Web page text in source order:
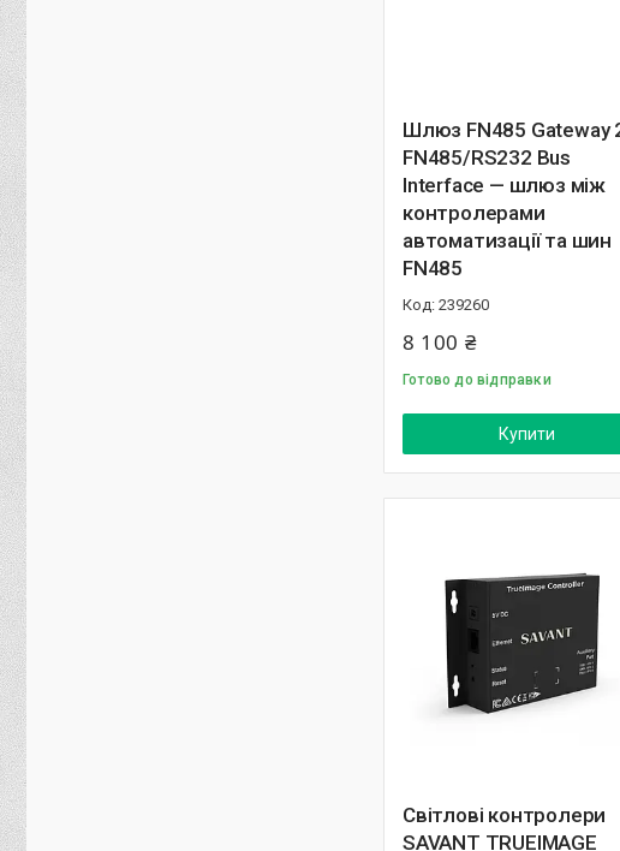
Шлюз FN485 Gateway
FN485/RS232 Bus
Interface — шлюз між
контролерами
автоматизації та шин
FN485
239260
8 100 ₴
Готово до відправки
Купити
Світлові контролери
SAVANT TRUEIMAGE